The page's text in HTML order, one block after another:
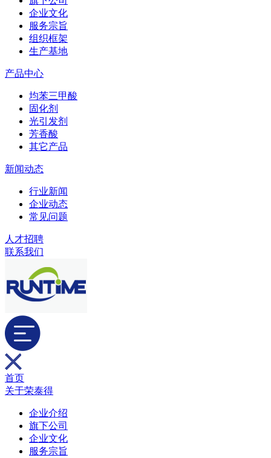
企业文化
服务宗旨
组织框架
生产基地
产品中心
均苯三甲酸
固化剂
光引发剂
芳香酸
其它产品
新闻动态
行业新闻
企业动态
常见问题
人才招聘
联系我们
首页
关于荣泰得
企业介绍
旗下公司
企业文化
服务宗旨